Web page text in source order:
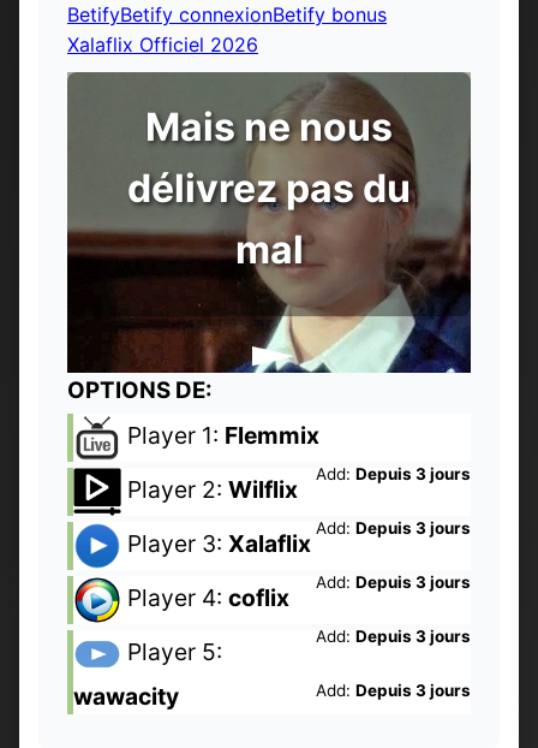
BetifyBetify connexionBetify bonus
Xalaflix Officiel 2026
Mais ne nous
délivrez pas du
mal
OPTIONS DE:
Player 1: Flemmix
Add: Depuis 3 jours
Player 2: Wilflix
Add: Depuis 3 jours
Player 3: Xalaflix
Add: Depuis 3 jours
Player 4: coflix
Add: Depuis 3 jours
Player 5:
wawacity
Add: Depuis 3 jours